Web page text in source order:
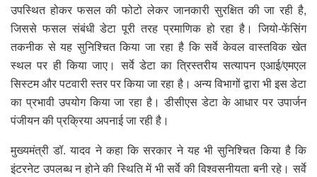
उपस्थित होकर फसल की फोटो लेकर जानकारी सुरक्षित की जा रही है,
जिससे फसल संबंधी डेटा पूरी तरह प्रमाणिक हो रहा है। जियो-फेंसिंग
तकनीक से यह सुनिश्चित किया जा रहा है कि सर्वे केवल वास्तविक खेत
स्थल पर ही किया जाए। सर्वे डेटा का त्रिस्तरीय सत्यापन एआई/एमएल
सिस्टम और पटवारी स्तर पर किया जा रहा है। अन्य विभागों द्वारा भी इस डेटा
का प्रभावी उपयोग किया जा रहा है। डीसीएस डेटा के आधार पर उपार्जन
पंजीयन की प्रक्रिया अपनाई जा रही है।
मुख्यमंत्री डॉ. यादव ने कहा कि सरकार ने यह भी सुनिश्चित किया है कि
इंटरनेट उपलब्ध न होने की स्थिति में भी सर्वे की विश्वसनीयता बनी रहे। सर्वे